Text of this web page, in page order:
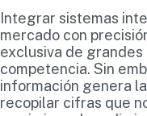
Integrar sistemas
mercado con
exclusiva de
competencia. Sin
información genera
recopilar cifras que